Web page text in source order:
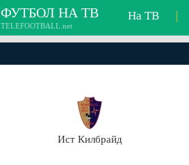
ФУТБОЛ НА ТВ
TELEFOOTBALL.net
На ТВ |
Ист Килбрайд